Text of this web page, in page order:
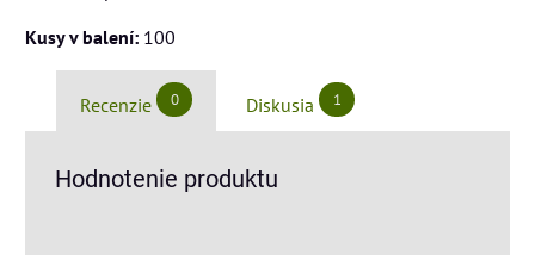
Kusy v balení: 100
Recenzie 0 Diskusia 1
Hodnotenie produktu